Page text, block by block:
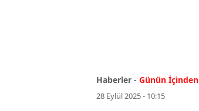
Haberler - Günün İçinden
28 Eylül 2025 - 10:15